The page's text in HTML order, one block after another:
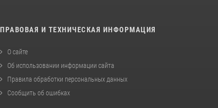
ПРАВОВАЯ И ТЕХНИЧЕСКАЯ ИНФОРМАЦИЯ
О сайте
Об использовании информации сайта
Правила обработки персональных данных
Сообщить об ошибках